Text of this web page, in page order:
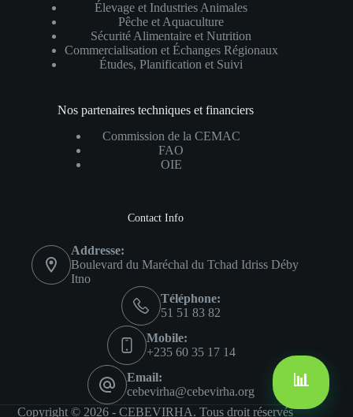
Élevage et Industries Animales
Pêche et Aquaculture
Sécurité Alimentaire et Nutrition
Commercialisation et Échanges Régionaux
Études, Planification et Suivi
Nos partenaires techniques et financiers
Commission de la CEMAC
FAO
OIE
Contact Info
Addresse:
Boulevard du Maréchal du Tchad Idriss Déby
Itno
Téléphone:
51 51 83 82
Mobile:
+235 60 35 17 14
Email:
cebevirha@cebevirha.org
Copyright © 2026 - CEBEVIRHA. Tous droit réservés
📊